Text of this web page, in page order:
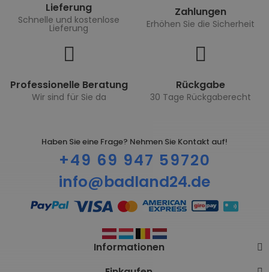
Lieferung
Schnelle und kostenlose
Lieferung
Zahlungen
Erhöhen Sie die Sicherheit
Professionelle Beratung
Wir sind für Sie da
Rückgabe
30 Tage Rückgaberecht
Haben Sie eine Frage? Nehmen Sie Kontakt auf!
+49 69 947 59720
info@badland24.de
Informationen